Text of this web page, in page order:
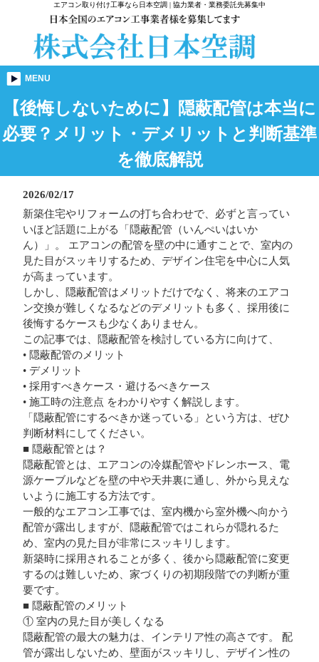
エアコン取り付け工事なら日本空調 | 協力業者・業務委託先募集中
MENU
【後悔しないために】隠蔽配管は本当に
必要？メリット・デメリットと判断基準
を徹底解説
2026/02/17
新築住宅やリフォームの打ち合わせで、必ずと言ってい
いほど話題に上がる「隠蔽配管（いんぺいはいか
ん）」。 エアコンの配管を壁の中に通すことで、室内の
見た目がスッキリするため、デザイン住宅を中心に人気
が高まっています。
しかし、隠蔽配管はメリットだけでなく、将来のエアコ
ン交換が難しくなるなどのデメリットも多く、採用後に
後悔するケースも少なくありません。
この記事では、隠蔽配管を検討している方に向けて、
• 隠蔽配管のメリット
• デメリット
• 採用すべきケース・避けるべきケース
• 施工時の注意点 をわかりやすく解説します。
「隠蔽配管にするべきか迷っている」という方は、ぜひ
判断材料にしてください。
■ 隠蔽配管とは？
隠蔽配管とは、エアコンの冷媒配管やドレンホース、電
源ケーブルなどを壁の中や天井裏に通し、外から見えな
いように施工する方法です。
一般的なエアコン工事では、室内機から室外機へ向かう
配管が露出しますが、隠蔽配管ではこれらが隠れるた
め、室内の見た目が非常にスッキリします。
新築時に採用されることが多く、後から隠蔽配管に変更
するのは難しいため、家づくりの初期段階での判断が重
要です。
■ 隠蔽配管のメリット
① 室内の見た目が美しくなる
隠蔽配管の最大の魅力は、インテリア性の高さです。 配
管が露出しないため、壁面がスッキリし、デザイン性の